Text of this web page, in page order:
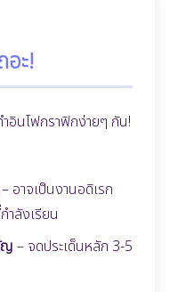
ะ!
อินโฟกราฟิกง่ายๆ กัน!
– อาจเป็นงานอดิเรก
ำลังเรียน
ญ – จดประเด็นหลัก 3-5